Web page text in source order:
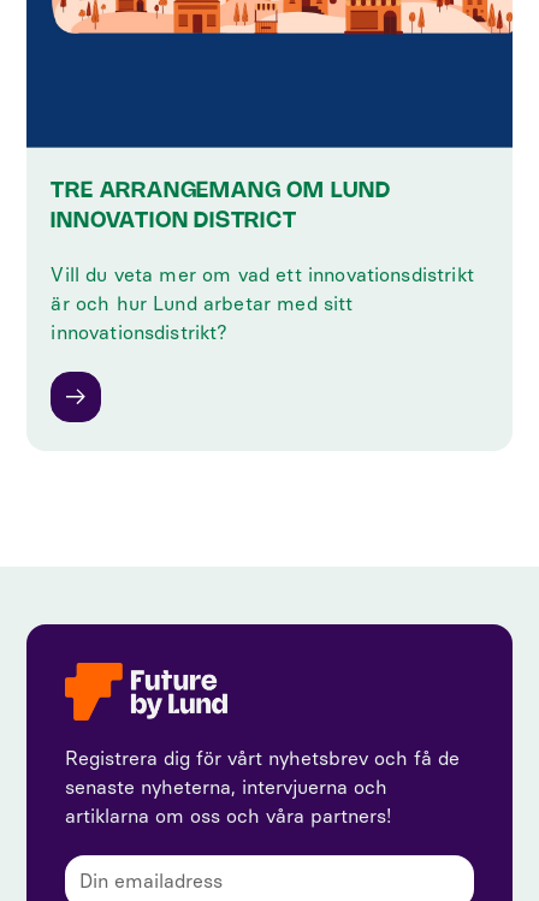
TRE ARRANGEMANG OM LUND
INNOVATION DISTRICT
Vill du veta mer om vad ett innovationsdistrikt
är och hur Lund arbetar med sitt
innovationsdistrikt?
Registrera dig för vårt nyhetsbrev och få de
senaste nyheterna, intervjuerna och
artiklarna om oss och våra partners!